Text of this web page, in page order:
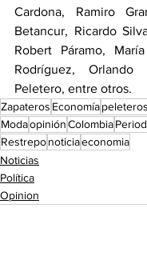
Cardona, Ramiro
Betancur, Ricardo
Robert Páramo,
Rodríguez,
Peletero, entre otros.
Zapateros Economíapeleteros
ModaopiniónColombia
Restreponoticiaeconomia
Noticias
Política
Opinion